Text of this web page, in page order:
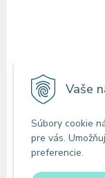
Vaše
Súbory cookie
pre vás.
preferencie.